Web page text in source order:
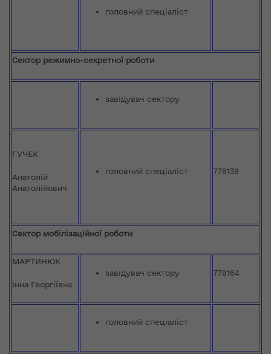
головний спеціаліст
Сектор режимно-секретної роботи
завідувач сектору
ГУЧЕК
Анатолій
Анатолійович
головний спеціаліст 778138
Сектор мобілізаційної роботи
МАРТИНЮК
Інна Георгіївна
завідувач сектору 778164
головний спеціаліст